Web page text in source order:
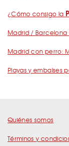
¿Cómo consigo la
Madrid / Barcelona
Madrid con perro:
Playas y embalses
Quiénes somos
Términos y